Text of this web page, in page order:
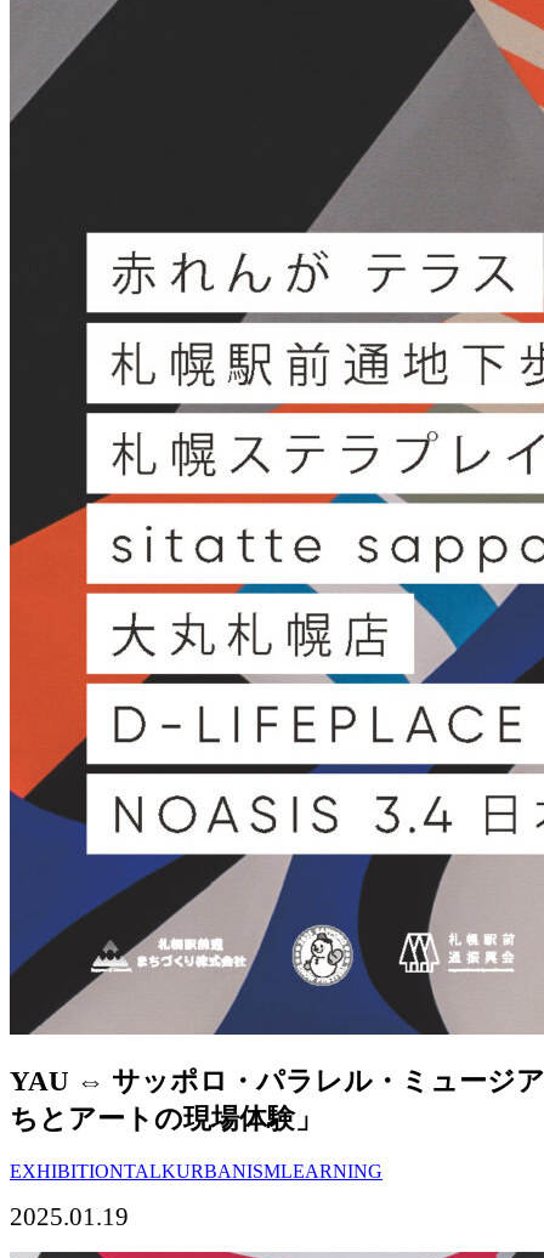
YAU ⇔ サッポロ・パラレル・ミュージ
ちとアートの現場体験」
EXHIBITIONTALKURBANISMLEARNING
2025.01.19